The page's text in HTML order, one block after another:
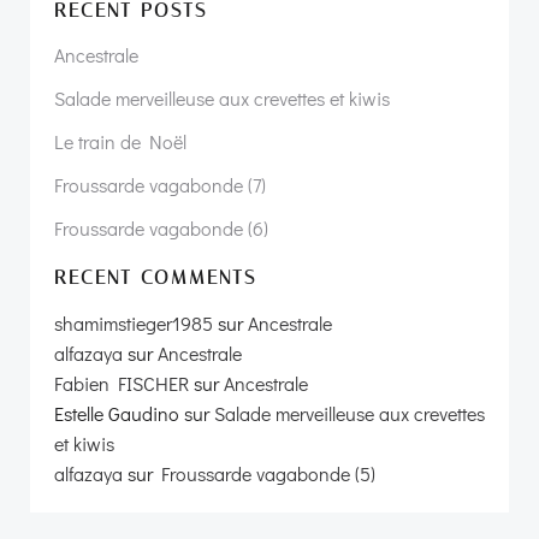
Désolé, page non trouvée !
Aller à la page d’accueil !
RECENT POSTS
Ancestrale
Salade merveilleuse aux crevettes et kiwis
Le train de Noël
Froussarde vagabonde (7)
Froussarde vagabonde (6)
RECENT COMMENTS
shamimstieger1985 surAncestrale
alfazaya surAncestrale
Fabien FISCHERsurAncestrale
Estelle Gaudino surSalade merveilleuse aux crevettes
et kiwis
alfazaya sur Froussarde vagabonde (5)